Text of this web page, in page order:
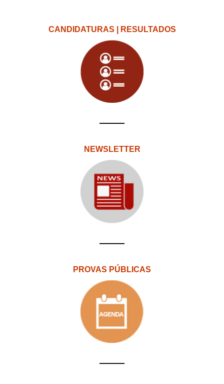
CANDIDATURAS | RESULTADOS
NEWSLETTER
PROVAS PÚBLICAS